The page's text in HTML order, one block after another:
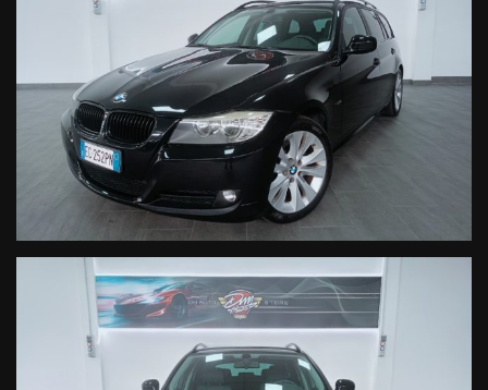
- ORARIO APERTURA:
-Lunedì al venerdi 09:00/12:30 - 14:30/19:00
-Sabato 09:00/12:30 - 14:30/18:30
-Domenica - APPUNTAMENTO
E' consigliato telefonare per informazioni e disponibilità
dell'auto ai numeri di seguito indicati:
UFFICIO 0445 181 35 92
TITOLARE 328 60 159 60
DM AUTO STORE S.R.L
VIA DEL TERZIARIO, 36/A
36016 THIENE(VI)